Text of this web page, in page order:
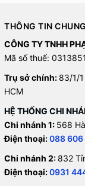
THÔNG TIN CHUNG
CÔNG TY TNHH
Mã số thuế:
Trụ sở chính: 83/1/
HCM
HỆ THỐNG CHI
Chi nhánh 1: 568
Điện thoại:088 606
Chi nhánh 2: 832
Điện thoại:0931